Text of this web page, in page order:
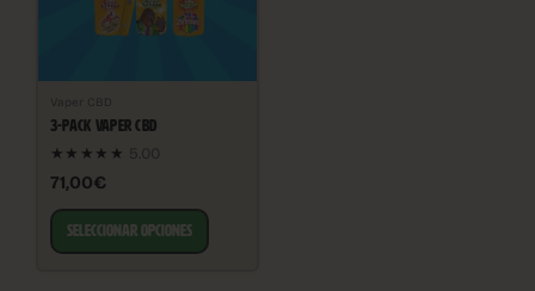
Vaper CBD
3-PACK VAPER CBD
★★★★★ 5.00
71,00€
SELECCIONAR OPCIONES